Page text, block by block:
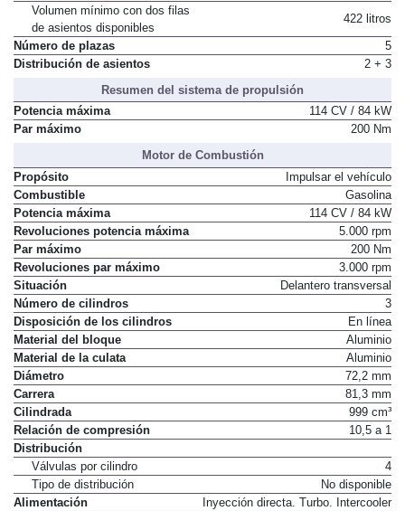
Volumen mínimo con dos filas
de asientos disponibles
422 litros
Número de plazas
5
Distribución de asientos
2 + 3
Resumen del sistema de propulsión
Potencia máxima
114 CV / 84 kW
Par máximo
200 Nm
Motor de Combustión
Propósito
Impulsar el vehículo
Combustible
Gasolina
Potencia máxima
114 CV / 84 kW
Revoluciones potencia máxima
5.000 rpm
Par máximo
200 Nm
Revoluciones par máximo
3.000 rpm
Situación
Delantero transversal
Número de cilindros
3
Disposición de los cilindros
En línea
Material del bloque
Aluminio
Material de la culata
Aluminio
Diámetro
72,2 mm
Carrera
81,3 mm
Cilindrada
999 cm³
Relación de compresión
10,5 a 1
Distribución
Válvulas por cilindro
4
Tipo de distribución
No disponible
Alimentación
Inyección directa. Turbo. Intercooler